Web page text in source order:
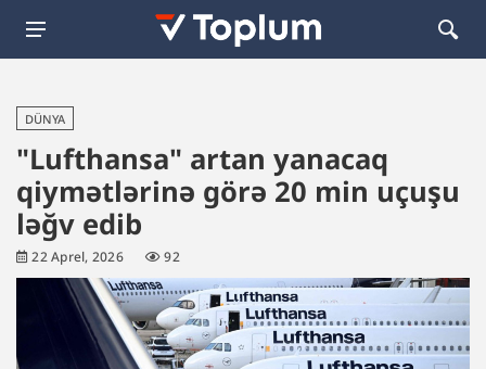
DÜNYA
"Lufthansa" artan yanacaq
qiymətlərinə görə 20 min uçuşu
ləğv edib
22 Aprel, 2026 92